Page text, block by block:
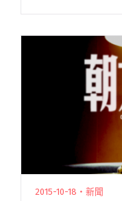
年理髮廳巡迴最
起閱讀全文 "新
站《我們 24 如
2015-10-18・新聞